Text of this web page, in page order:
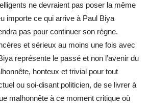
ne devraient pas poser la même
importe ce qui arrive à Paul Biya
pas pour continuer son règne.
et sérieux au moins une fois avec
représente le passé et non l’avenir du
honteux et trivial pour tout
ou soi-disant politicien, de se livrer à
malhonnête à ce moment critique où